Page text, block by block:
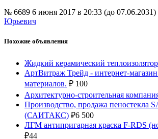
№ 6689 6 июня 2017 в 20:33 (до 07.06.2031)
Юрьевич
Похожие объявления
Жидкий керамический
АртВитраж Трейд - интернет-
материалов. ₽ 100
Архитектурно-строительная
Производство, продажа пеностекла
(САИТАКС) ₽6 500
ЛГМ антипригарная краска F-RDS
₽44